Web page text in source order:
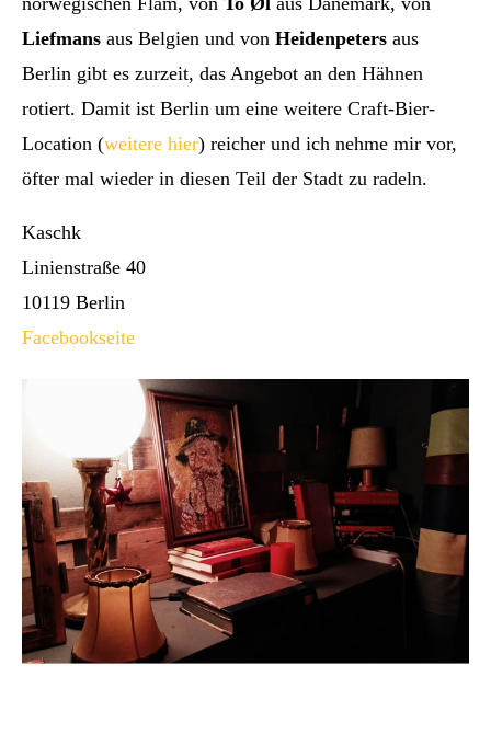
Liefmans aus Belgien und von Heidenpeters aus
Berlin gibt es zurzeit, das Angebot an den Hähnen
rotiert. Damit ist Berlin um eine weitere Craft-Bier-
Location (weitere hier) reicher und ich nehme mir vor,
öfter mal wieder in diesen Teil der Stadt zu radeln.
Kaschk
Linienstraße 40
10119 Berlin
Facebookseite